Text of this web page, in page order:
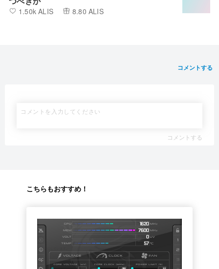
1.50k ALIS 8.80 ALIS
コメントする
コメントする
こちらもおすすめ！